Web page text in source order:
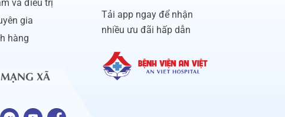
và điều trị
gia
hàng
XÃ
Tải app ngay để nhận
nhiều ưu đãi hấp dẫn